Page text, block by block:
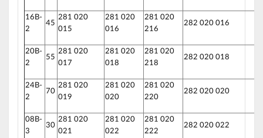
16B-
2
45
281 020
015
281 020
016
281 020
216
282 020 016
20B-
2
55
281 020
017
281 020
018
281 020
218
282 020 018
24B-
2
70
281 020
019
281 020
020
281 020
220
282 020 020
08B-
3
30
281 020
021
281 020
022
281 020
222
282 020 022